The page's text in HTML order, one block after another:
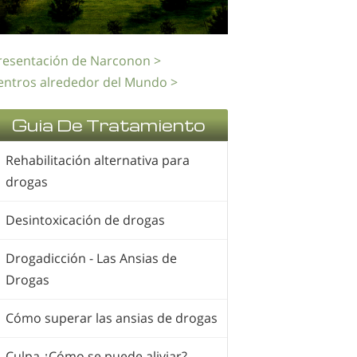
de Narconon >
alrededor del Mundo >
Guia De Tratamiento
Rehabilitación alternativa para
drogas
Desintoxicación de drogas
Drogadicción - Las Ansias de
Drogas
Cómo superar las ansias de drogas